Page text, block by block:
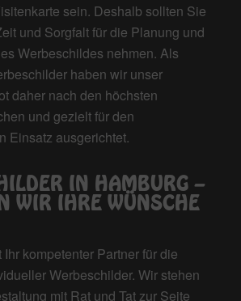
sein. Deshalb sollten Sie
und Sorgfalt für die Planung und
Werbeschildes nehmen. Als
haben wir unser
daher nach den höchsten
und gezielt für den
Einsatz ausgerichtet.
IN HAMBURG –
WIR IHRE WÜNSCHE
kompetenter Partner für die
Werbeschilder. Wir stehen
mit Rat und Tat zur Seite